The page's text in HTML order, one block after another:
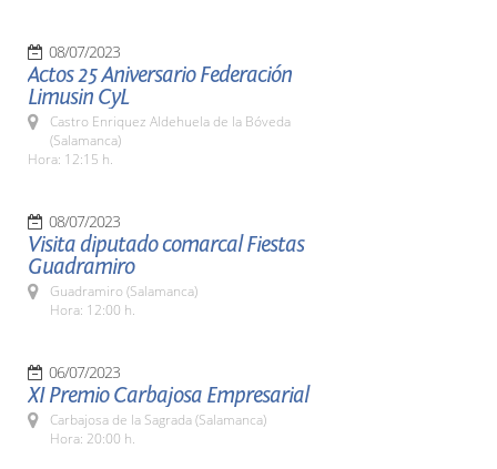
08/07/2023
Actos 25 Aniversario Federación
Limusin CyL
Castro Enriquez Aldehuela de la Bóveda
(Salamanca)
Hora: 12:15 h.
08/07/2023
Visita diputado comarcal Fiestas
Guadramiro
Guadramiro (Salamanca)
Hora: 12:00 h.
06/07/2023
XI Premio Carbajosa Empresarial
Carbajosa de la Sagrada (Salamanca)
Hora: 20:00 h.